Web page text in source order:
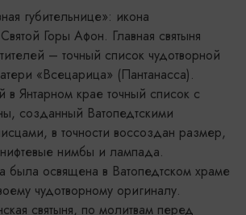
губительнице»: икона
Горы Афон. Главная святыня
– точный список чудотворной
«Всецарица» (Пантанасса).
в Янтарном крае точный список с
созданный Ватопедтскими
в точности воссоздан размер,
нимбы и лампада.
была освящена в Ватопедтском храме
чудотворному оригиналу.
святыня, по молитвам перед